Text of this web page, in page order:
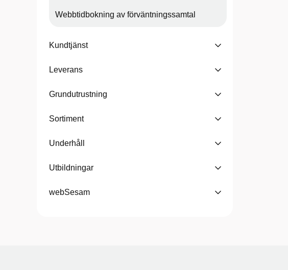
Webbtidbokning av förväntningssamtal
Kundtjänst
Leverans
Grundutrustning
Sortiment
Underhåll
Utbildningar
webSesam